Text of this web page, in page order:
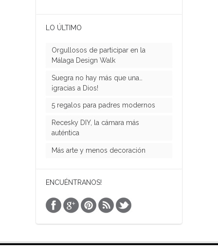
LO ÚLTIMO
Orgullosos de participar en la
Málaga Design Walk
Suegra no hay más que una…
¡gracias a Dios!
5 regalos para padres modernos
Recesky DIY, la cámara más
auténtica
Más arte y menos decoración
ENCUÉNTRANOS!